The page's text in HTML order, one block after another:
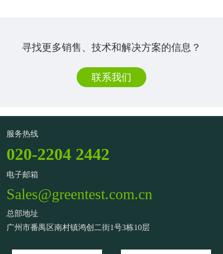
寻找更多销售、技术和解决方案的信息？
联系我们
服务热线
020-2204 2442
电子邮箱
Sales@greentest.com.cn
总部地址
广州市番禺区南村镇鸿创二街1号3栋10层